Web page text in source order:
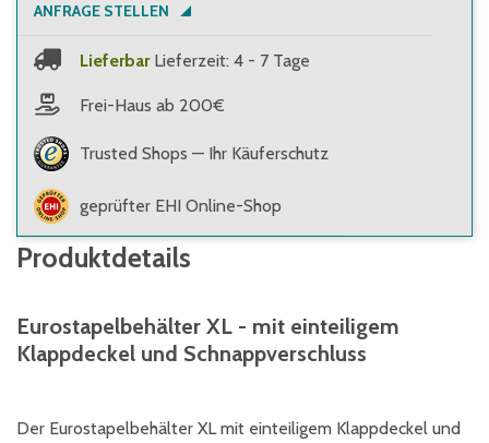
ANFRAGE STELLEN
Lieferbar Lieferzeit: 4 - 7 Tage
Frei-Haus ab 200€
Trusted Shops — Ihr Käuferschutz
geprüfter EHI Online-Shop
Produktdetails
Eurostapelbehälter XL - mit einteiligem
Klappdeckel und Schnappverschluss
Der Eurostapelbehälter XL mit einteiligem Klappdeckel und